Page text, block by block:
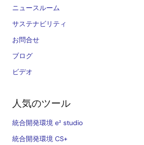
ニュースルーム
サステナビリティ
お問合せ
ブログ
ビデオ
人気のツール
統合開発環境 e² studio
統合開発環境 CS+